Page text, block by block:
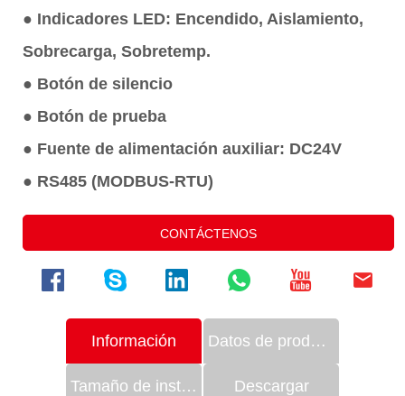
CONTÁCTENOS
Información Datos de productos
Tamaño de instalación Descargar